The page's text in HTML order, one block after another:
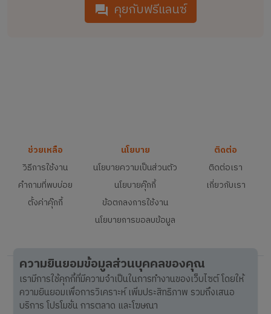
คุยกับฟรีแลนซ์
ช่วยเหลือ
วิธีการใช้งาน
คำถามที่พบบ่อย
ตั้งค่าคุ๊กกี้
นโยบาย
นโยบายความเป็นส่วนตัว
นโยบายคุ๊กกี้
ข้อตกลงการใช้งาน
นโยบายการขอลบข้อมูล
ติดต่อ
ติดต่อเรา
เกี่ยวกับเรา
ความยินยอมข้อมูลส่วนบุคคลของคุณ
เรามีการใช้คุกกี้ที่มีความจำเป็นในการทำงานของเว็บไซต์ โดยให้
ความยินยอมเพื่อการวิเคราะห์ เพิ่มประสิทธิภาพ รวมถึงเสนอ
บริการ โปรโมชั่น การตลาด และโฆษณา